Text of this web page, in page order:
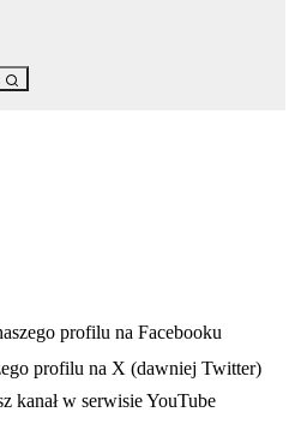
w nowej karcieprofilu na Facebooku
profilu na X (dawniej Twitter)
w nowej karcie
kanał w serwisie YouTube